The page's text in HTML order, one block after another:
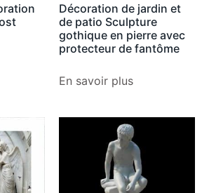
Décoration de jardin et
de patio Sculpture
gothique en pierre avec
protecteur de fantôme
En savoir plus